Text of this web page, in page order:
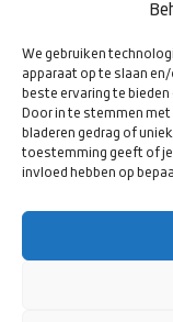
We gebruiken
apparaat op te slaan
beste ervaring te
Door in te stemmen
bladeren gedrag of
toestemming geeft of
invloed hebben op
Koop je kaartenhier